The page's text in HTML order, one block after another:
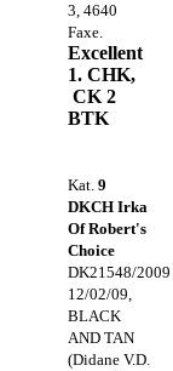
3, 4640
Faxe.
Excellent
1. CHK,
CK 2
BTK
Kat. 9
DKCH Irka
Of Robert's
Choice
DK21548/2009,
12/02/09,
BLACK
AND TAN
(Didane V.D.